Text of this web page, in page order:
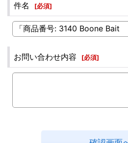
件名 [必須]
お問い合わせ内容 [必須]